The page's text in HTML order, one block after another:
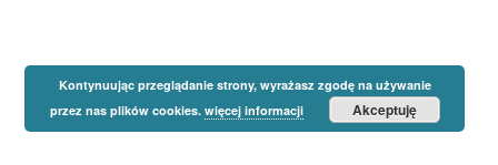
Kontynuując przeglądanie strony, wyrażasz zgodę na używanie
przez nas plików cookies. więcej informacji Akceptuję